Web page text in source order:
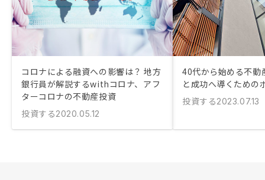
コロナによる融資への影響は？ 地方
銀行員が解説するwithコロナ、アフ
ターコロナの不動産投資
投資する2020.05.12
40代から始める不動
と成功へ導くための
投資する2023.07.13